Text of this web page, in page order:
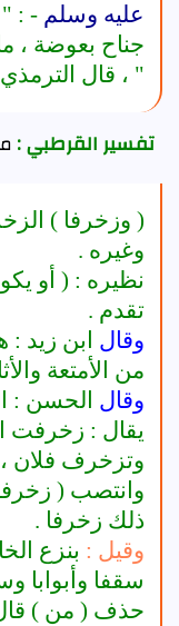
عليه وسلم - : "
جناح بعوضة ،
" ، قال
تفسير القرطبي :
( وزخرفا )
وغيره .
نظيره : ( أو
تقدم .
وقال ابن زيد
من الأمتعة
وقال الحسن :
يقال : زخرفت
وتزخرف فلان
وانتصب (
ذلك زخرفا .
وقيل : بنزع
سقفا وأبوابا
حذف ( من )